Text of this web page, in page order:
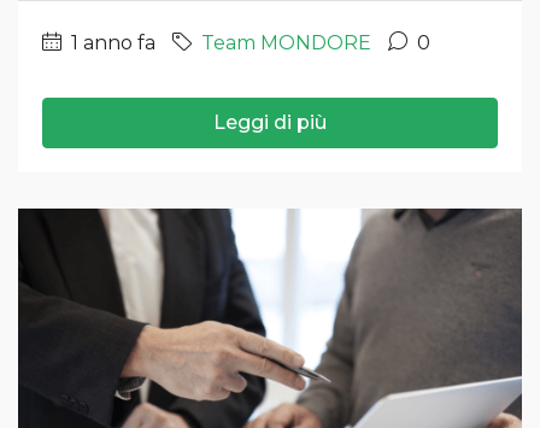
1 anno fa Team MONDORE 0
Leggi di più